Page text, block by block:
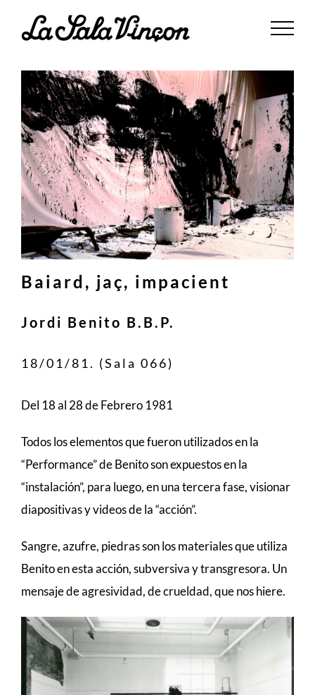
Baiard, jaç, impacient
Jordi Benito B.B.P.
18/01/81. (Sala 066)
Del 18 al 28 de Febrero 1981
Todos los elementos que fueron utilizados en la
“Performance” de Benito son expuestos en la
“instalación”, para luego, en una tercera fase, visionar
diapositivas y videos de la “acción”.
Sangre, azufre, piedras son los materiales que utiliza
Benito en esta acción, subversiva y transgresora. Un
mensaje de agresividad, de crueldad, que nos hiere.